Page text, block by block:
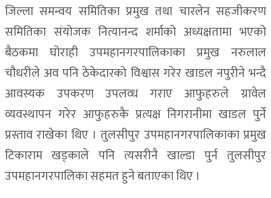
जिल्ला समन्वय समितिका प्रमुख तथा चारलेन सहजीकरण
समितिका संयोजक नित्यानन्द शर्माको अध्यक्षतामा भएको
बैठकमा घोराही उपमहानगरपालिकाका प्रमुख नरुलाल
चौधरीले अव पनि ठेकेदारको विश्वास गरेर खाडल नपुरीने भन्दै
आवस्यक उपकरण उपलव्ध गराए आफुहरुले ग्रावेल
व्यवस्थापन गरेर आफुहरुकै प्रत्यक्ष निगरानीमा खाडल पुर्ने
प्रस्ताव राखेका थिए । तुलसीपुर उपमहानगरपालिकाका प्रमुख
टिकाराम खड्काले पनि त्यसरीनै खाल्डा पुर्न तुलसीपुर
उपमहानगरपालिका सहमत हुने बताएका थिए ।